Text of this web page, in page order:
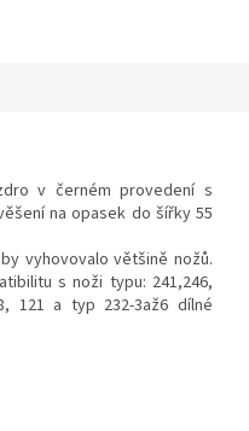
v černém provedení s
na opasek do šířky 55
vyhovovalo většině nožů.
s noži typu: 241,246,
121 a typ 232-3až6 dílné